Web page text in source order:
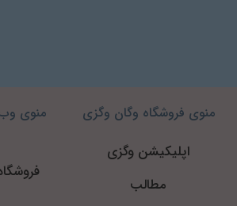
منوی فروشگاه وگان وگزی
اپلیکیشن وگزی
مطالب
منوی